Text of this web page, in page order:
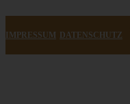
IMPRESSUM DATENSCHUTZ